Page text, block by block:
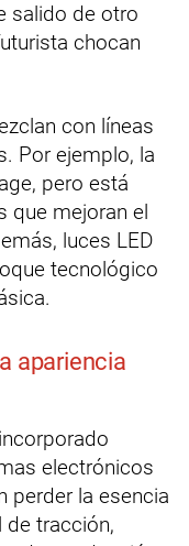
salido de otro
chocan
con líneas
Por ejemplo, la
pero está
que mejoran el
luces LED
tecnológico
apariencia
electrónicos
perder la esencia
tracción,